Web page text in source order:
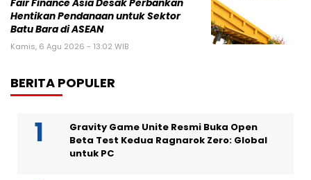
Fair Finance Asia Desak Perbankan
Hentikan Pendanaan untuk Sektor
Batu Bara di ASEAN
Kamis, 6 Agu 2026 - 13:02 WIB
BERITA POPULER
Gravity Game Unite Resmi Buka Open
Beta Test Kedua Ragnarok Zero: Global
untuk PC